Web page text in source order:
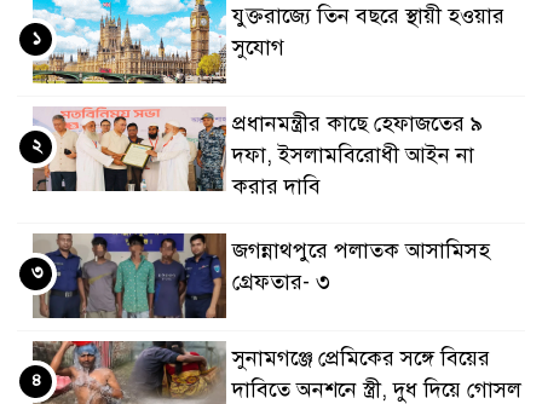
যুক্তরাজ্যে তিন বছরে স্থায়ী হওয়ার
সুযোগ
১
প্রধানমন্ত্রীর কাছে হেফাজতের ৯
দফা, ইসলামবিরোধী আইন না
করার দাবি
২
জগন্নাথপুরে পলাতক আসামিসহ
গ্রেফতার- ৩
৩
সুনামগঞ্জে প্রেমিকের সঙ্গে বিয়ের
দাবিতে অনশনে স্ত্রী, দুধ দিয়ে গোসল
৪